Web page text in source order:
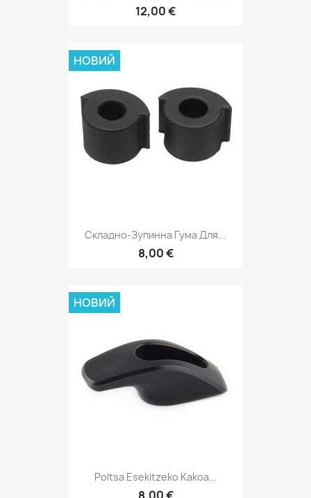
12,00 €
Складно-Зупинна Гума Для...
8,00 €
НОВИЙ
Poltsa Esekitzeko Kakoa...
НОВИЙ